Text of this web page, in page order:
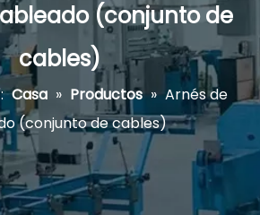
(conjunto de
cables)
Casa » Productos » Arnés de
(conjunto de cables)